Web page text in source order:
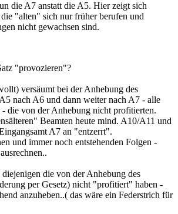
die A7 anstatt die A5. Hier zeigt sich
"alten" sich nur früher berufen und
nicht gewachsen sind.
"provozieren"?
versäumt bei der Anhebung des
nach A6 und dann weiter nach A7 - alle
- die von der Anhebung nicht profitierten.
Beamten heute mind. A10/A11 und
A7 an "entzerrt".
und immer noch entstehenden Folgen -
die von der Anhebung des
per Gesetz) nicht "profitiert" haben -
anzuheben..( das wäre ein Federstrich für